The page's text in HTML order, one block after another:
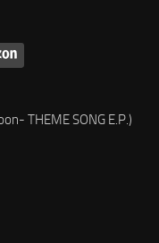
THEME SONG E.P.)